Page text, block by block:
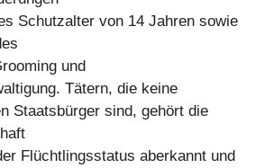
Schutzalter von 14 Jahren sowie
und
Tätern, die keine
Staatsbürger sind, gehört die
Flüchtlingsstatus aberkannt und